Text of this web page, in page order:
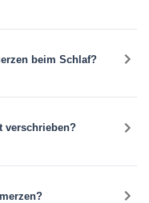
beim Schlaf?
verschrieben?